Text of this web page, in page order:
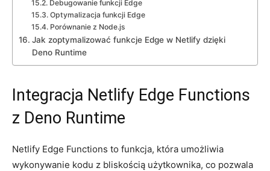
Debugowanie‍ funkcji Edge
Optymalizacja funkcji ⁣Edge
Porównanie z Node.js
Jak zoptymalizować funkcje Edge w ⁢Netlify dzięki​
Deno Runtime
Integracja Netlify Edge Functions
z Deno Runtime
Netlify ​Edge Functions to funkcja, ‌która umożliwia​
wykonywanie kodu z bliskością użytkownika, co pozwala‍